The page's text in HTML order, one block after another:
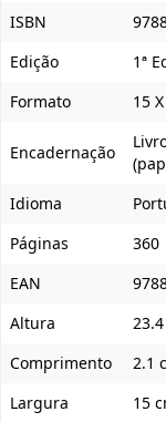
ISBN
Edição
1ª
Formato
15
Encadernação
Idioma
Páginas
360
EAN
Altura
Comprimento
2.1
Largura
15